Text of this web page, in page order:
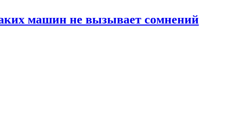
машин не вызывает сомнений